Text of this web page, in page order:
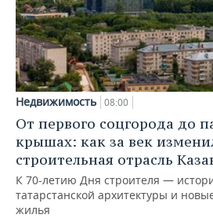
Недвижимость 08:00
От первого соцгорода до
крышах: как за век
строительная отрасль
К 70-летию Дня строителя —
татарстанской архитектуры и
жилья